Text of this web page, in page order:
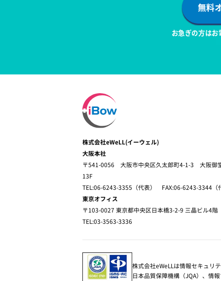
無料
お急ぎの方は
株式会社eWeLL(イーウェル)
大阪本社
〒541-0056 大阪市中央区久太郎町4-1-3 大阪御
13F
TEL:06-6243-3355（代表） FAX:06-6243-3344​（
東京オフィス
〒103-0027 東京都中央区日本橋3-2-9 三晶ビル4階
TEL:03-3563-3336
株式会社eWeLLは情報セキュリ
日本品質保障機構（JQA）、情